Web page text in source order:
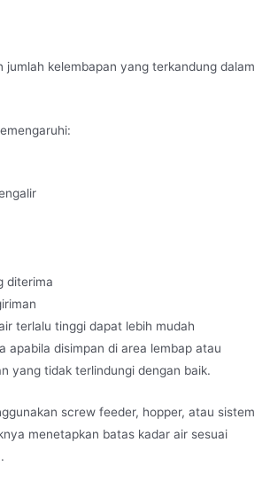
jumlah kelembapan yang terkandung dalam
diterima
terlalu tinggi dapat lebih mudah
apabila disimpan di area lembap atau
yang tidak terlindungi dengan baik.
screw feeder, hopper, atau sistem
menetapkan batas kadar air sesuai